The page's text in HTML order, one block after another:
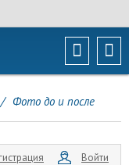
/ Фото до и после
Войти